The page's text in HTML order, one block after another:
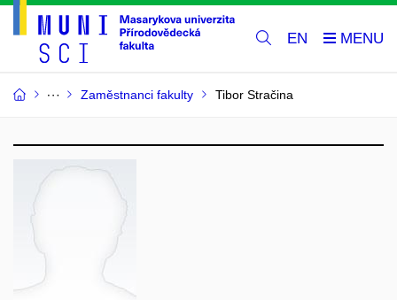
EN
Zaměstnanci fakulty Tibor Stračina